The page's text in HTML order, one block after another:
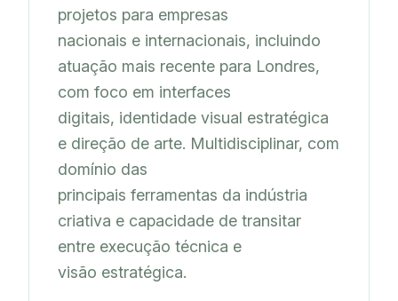
projetos para empresas
nacionais e internacionais, incluindo
atuação mais recente para Londres,
com foco em interfaces
digitais, identidade visual estratégica
e direção de arte. Multidisciplinar, com
domínio das
principais ferramentas da indústria
criativa e capacidade de transitar
entre execução técnica e
visão estratégica.